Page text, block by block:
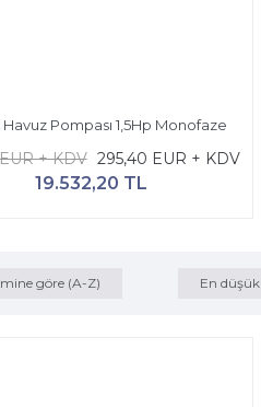
Pompası 1,5Hp Monofaze
+ KDV 295,40 EUR + KDV
19.532,20 TL
göre (A-Z) En